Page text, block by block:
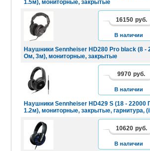
1.5м), мониторные, закрытые
Наушники Sennheiser HD280 Pro black (8 -
Ом, 3м), мониторные, закрытые
16150 руб.
В наличии
Наушники Sennheiser HD429 S (18 - 22000
1.2м), мониторные, закрытые, гарнитура,
9970 руб.
В наличии
10620 руб.
В наличии